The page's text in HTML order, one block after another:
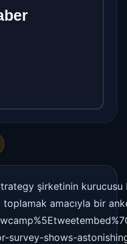
şirketinin
amacıyla bir
shows-